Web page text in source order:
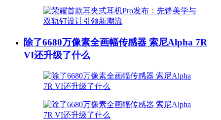
除了6680万像素全画幅传感器 索尼Alpha 7R
VI还升级了什么